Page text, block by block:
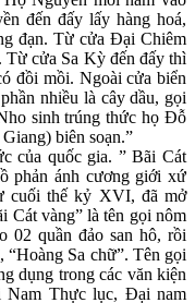
đến đấy lấy hàng hoá,
đạn. Từ cửa Đại Chiêm
Từ cửa Sa Kỳ đến đấy thì
đồi mồi. Ngoài cửa biển
nhiều là cây dầu, gọi
sinh trúng thức họ Đỗ
biên soạn.”
của quốc gia. ” Bãi Cát
phản ánh cương giới xứ
cuối thế kỷ XVI, đã mở
Cát vàng” là tên gọi nôm
02 quần đảo san hô, rồi
“Hoàng Sa chữ”. Tên gọi
dụng trong các văn kiện
Thực lục, Đại nam